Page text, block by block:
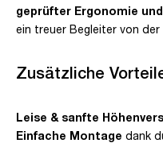
geprüfter Ergonomie
ein treuer Begleiter von
Zusätzliche
Leise & sanfte
Einfache Montage dank